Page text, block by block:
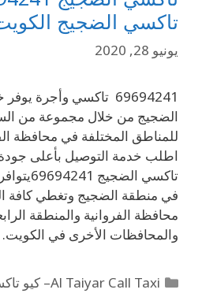
تاكسي الضجيج
يونيو 28, 2020
69694241 تاكسي
الضجيج من خلال مجموعة من
للمناطق المختلفة في محافظة
اطلب خدمة التوصيل بأعلى
تاكسي
في منطقة الضجيج وتغطي كافة
محافظة الفروانية والمنطقة
والمحافظات الأخرى في
Al Taiyar Call Taxi– كيو تاكسي